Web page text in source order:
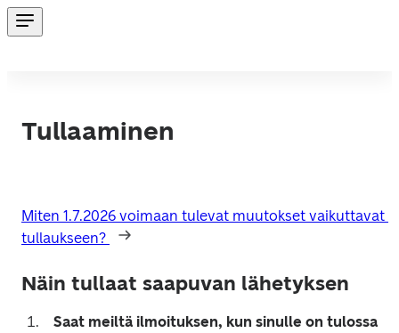
Tullaaminen
Miten 1.7.2026 voimaan tulevat muutokset vaikuttavat
tullaukseen?
Näin tullaat saapuvan lähetyksen
Saat meiltä ilmoituksen, kun sinulle on tulossa